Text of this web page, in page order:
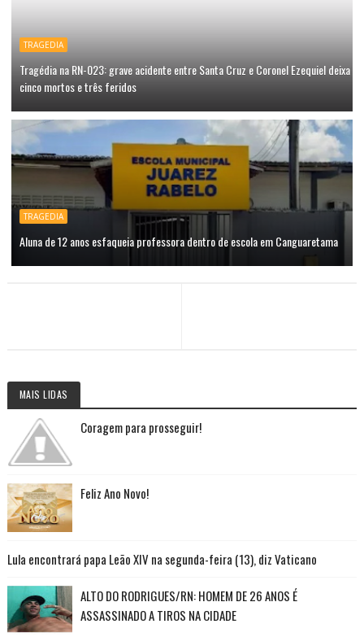
TRAGEDIA
Tragédia na RN-023: grave acidente entre Santa Cruz e Coronel Ezequiel deixa
cinco mortos e três feridos
TRAGEDIA
Aluna de 12 anos esfaqueia professora dentro de escola em Canguaretama
MAIS LIDAS
Coragem para prosseguir!
Feliz Ano Novo!
Lula encontrará papa Leão XIV na segunda-feira (13), diz Vaticano
ALTO DO RODRIGUES/RN: HOMEM DE 26 ANOS É
ASSASSINADO A TIROS NA CIDADE